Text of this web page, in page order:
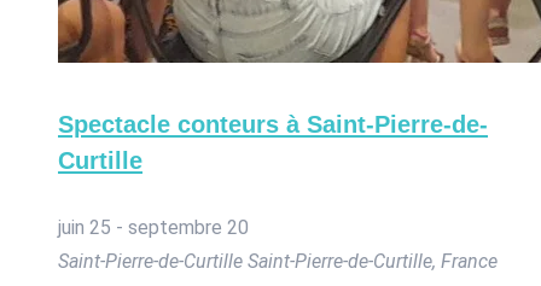
Spectacle conteurs à Saint-Pierre-de-
Curtille
juin 25 - septembre 20
Saint-Pierre-de-Curtille Saint-Pierre-de-Curtille, France